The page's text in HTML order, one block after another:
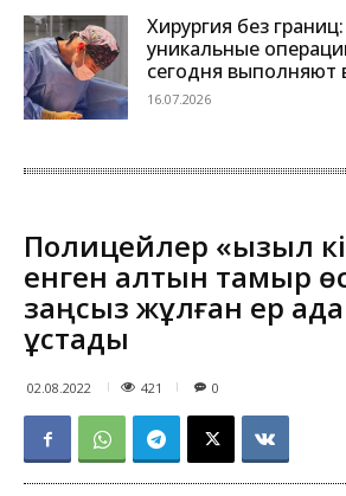
Хирургия без
уникальные
сегодня выполняют
16.07.2026